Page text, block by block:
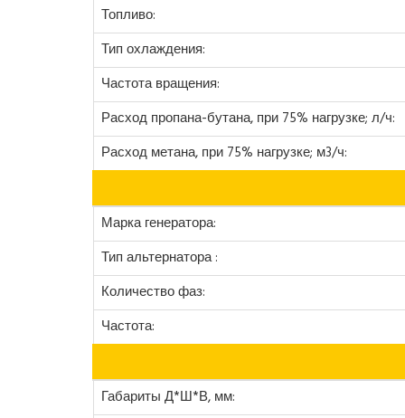
Топливо:
Тип охлаждения:
Частота вращения:
Расход пропана-бутана, при 75% нагрузке; л/ч:
Расход метана, при 75% нагрузке; м3/ч:
Марка генератора:
Тип альтернатора :
Количество фаз:
Частота:
Габариты Д*Ш*В, мм: